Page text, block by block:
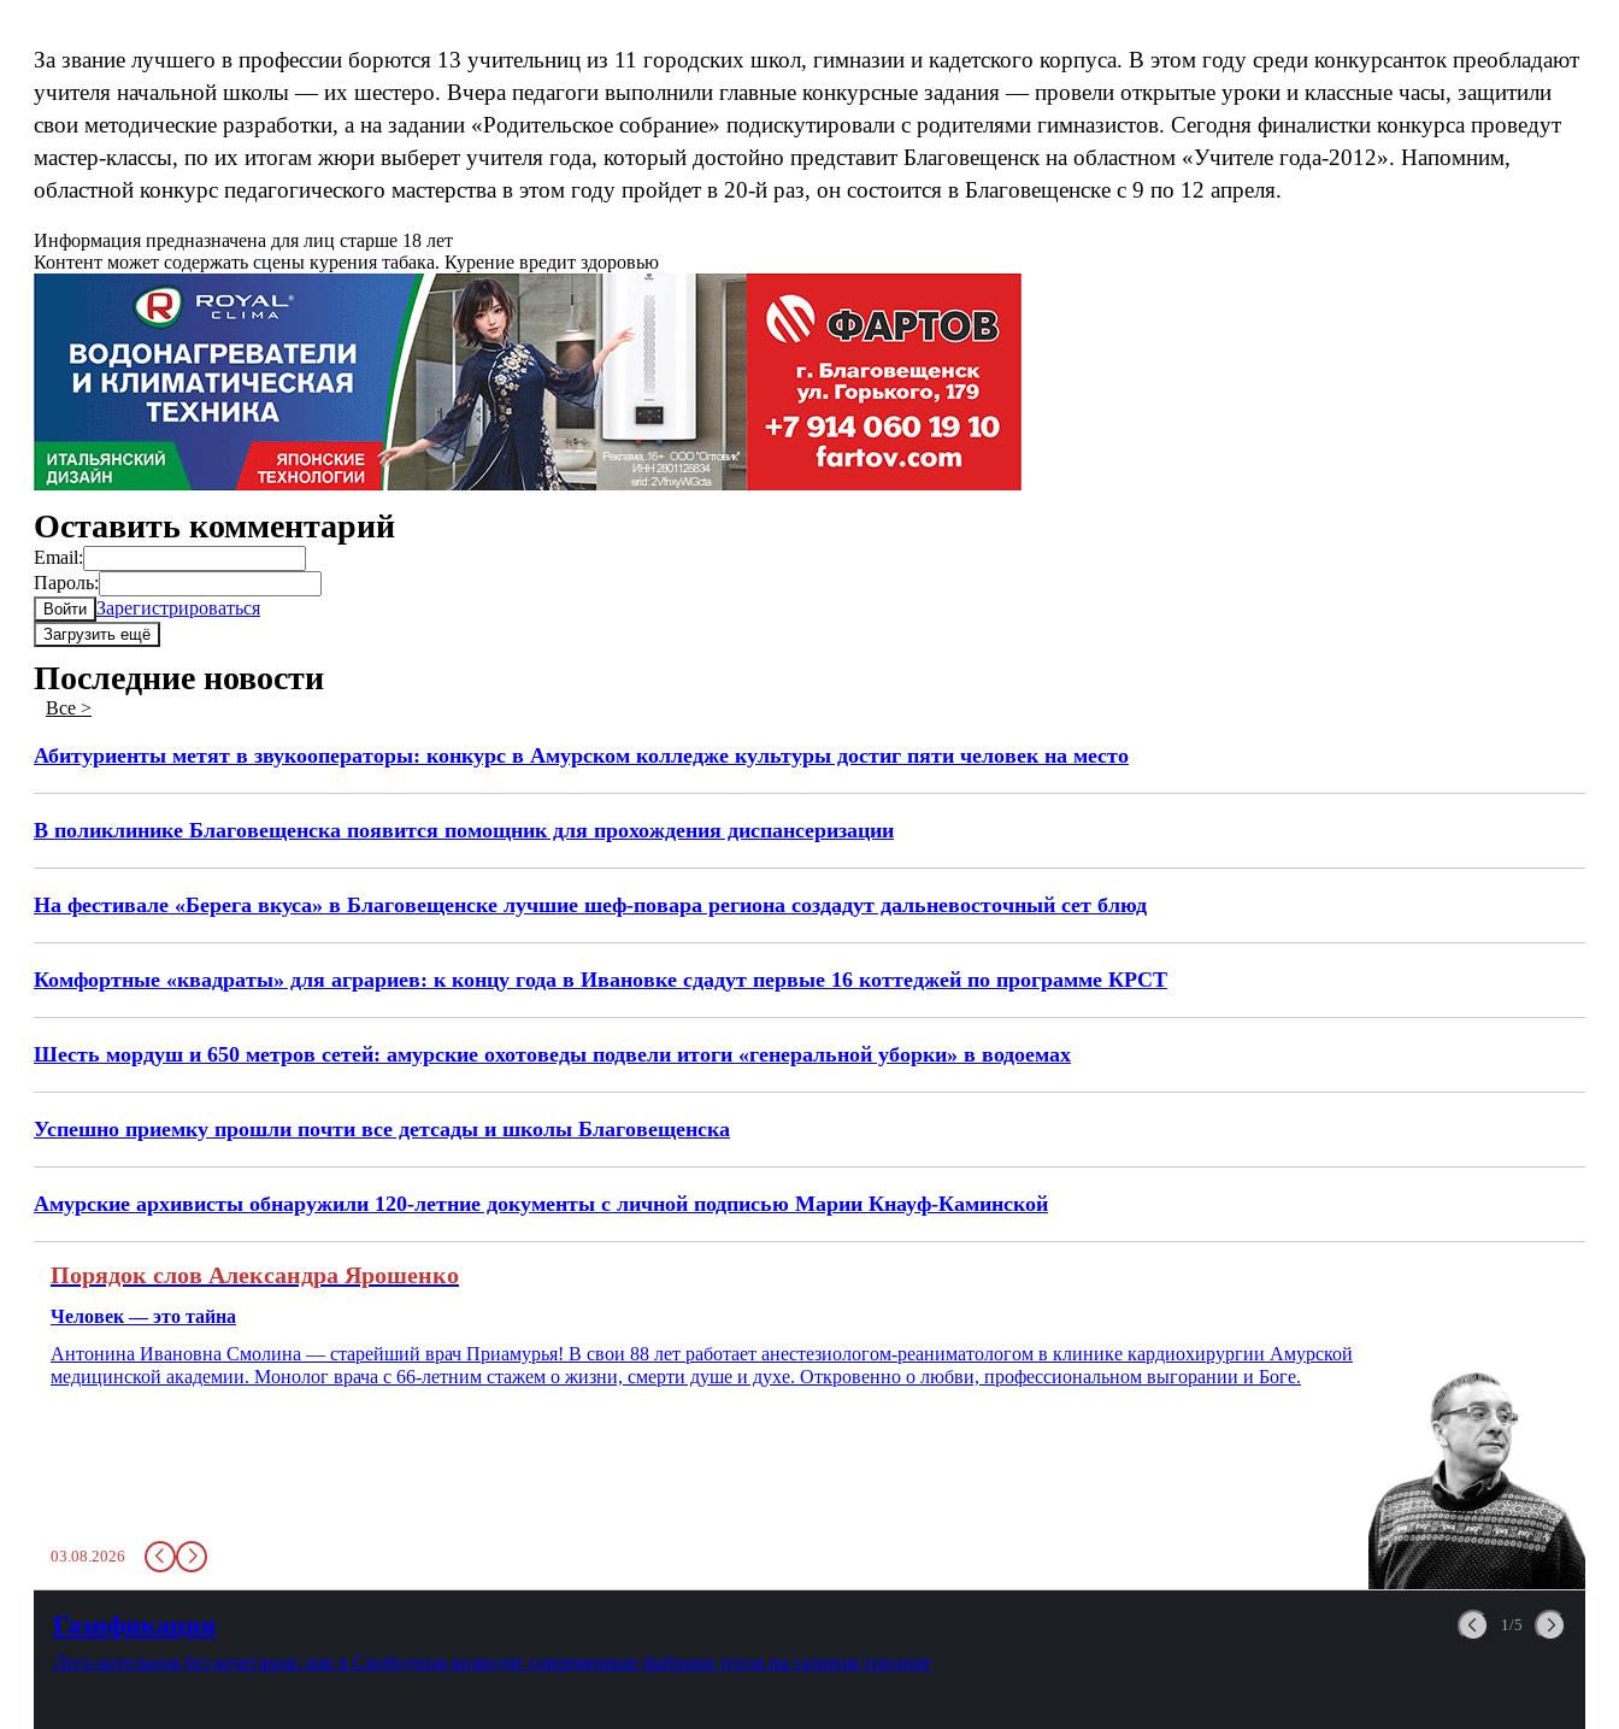
За звание лучшего в профессии борются 13 учительниц из 11 городских школ, гимназии и кадетского корпуса. В этом году среди конкурсанток преобладают
учителя начальной школы — их шестеро. Вчера педагоги выполнили главные конкурсные задания — провели открытые уроки и классные часы, защитили
свои методические разработки, а на задании «Родительское собрание» подискутировали с родителями гимназистов. Сегодня финалистки конкурса проведут
мастер-классы, по их итогам жюри выберет учителя года, который достойно представит Благовещенск на областном «Учителе года-2012». Напомним,
областной конкурс педагогического мастерства в этом году пройдет в 20-й раз, он состоится в Благовещенске с 9 по 12 апреля.
Информация предназначена для лиц старше 18 лет
Контент может содержать сцены курения табака. Курение вредит здоровью
Оставить комментарий
Email:
Пароль:
Войти Зарегистрироваться
Загрузить ещё
Последние новости
Все >
Абитуриенты метят в звукооператоры: конкурс в Амурском колледже культуры достиг пяти человек на место
В поликлинике Благовещенска появится помощник для прохождения диспансеризации
На фестивале «Берега вкуса» в Благовещенске лучшие шеф-повара региона создадут дальневосточный сет блюд
Комфортные «квадраты» для аграриев: к концу года в Ивановке сдадут первые 16 коттеджей по программе КРСТ
Шесть мордуш и 650 метров сетей: амурские охотоведы подвели итоги «генеральной уборки» в водоемах
Успешно приемку прошли почти все детсады и школы Благовещенска
Амурские архивисты обнаружили 120-летние документы с личной подписью Марии Кнауф-Каминской
Порядок слов Александра Ярошенко
Человек — это тайна
Антонина Ивановна Смолина — старейший врач Приамурья! В свои 88 лет работает анестезиологом-реаниматологом в клинике кардиохирургии Амурской
медицинской академии. Монолог врача с 66-летним стажем о жизни, смерти душе и духе. Откровенно о любви, профессиональном выгорании и Боге.
03.08.2026
Газификация 1/5
Лего-котельная без кочегаров: как в Свободном возводят современные фабрики тепла на газовом топливе